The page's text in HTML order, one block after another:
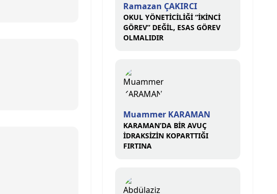
Ramazan ÇAKIRCI
OKUL YÖNETİCİLİĞİ “İKİNCİ
GÖREV” DEĞİL, ESAS GÖREV
OLMALIDIR
Muammer KARAMAN
KARAMAN’DA BİR AVUÇ
İDRAKSİZİN KOPARTTIĞI
FIRTINA